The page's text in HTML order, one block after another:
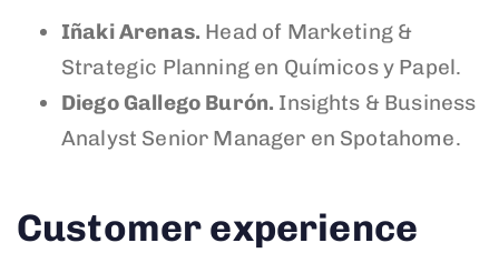
Iñaki Arenas. Head of Marketing &
Strategic Planning en Químicos y Papel.
Diego Gallego Burón. Insights & Business
Analyst Senior Manager en Spotahome.
Customer experience